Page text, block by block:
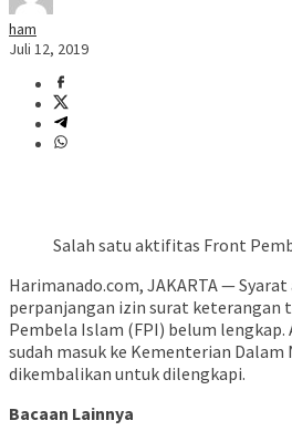
ham
Juli 12, 2019
Salah satu aktifitas Front
Harimanado.com, JAKARTA —
perpanjangan izin surat keterangan
Pembela Islam (FPI) belum lengkap.
sudah masuk ke Kementerian
dikembalikan untuk dilengkapi.
Bacaan Lainnya